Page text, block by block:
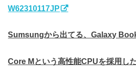
W62310117JP
Sumsungから出てる、Galaxy Book
Core Mという高性能CPUを採用し